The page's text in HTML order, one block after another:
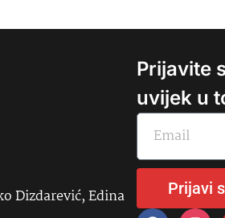
Dizdarević, Edina
Prijavite
uvijek u
Prijavi